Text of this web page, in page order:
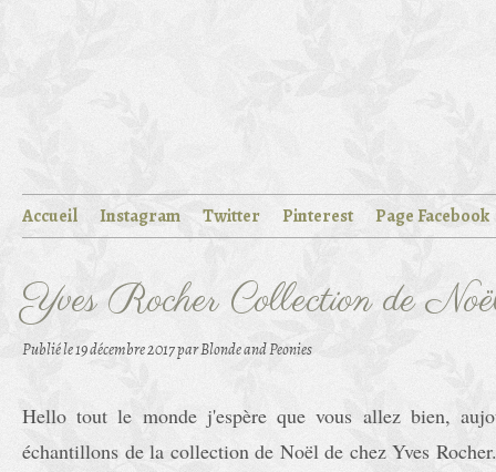
Accueil Instagram Twitter Pinterest Page Facebook
Yves Rocher Collection de
Publié le19 décembre 2017par Blonde and Peonies
Hello tout le monde j'espère que vous allez bien,
échantillons de la collection de Noël de chez Yves